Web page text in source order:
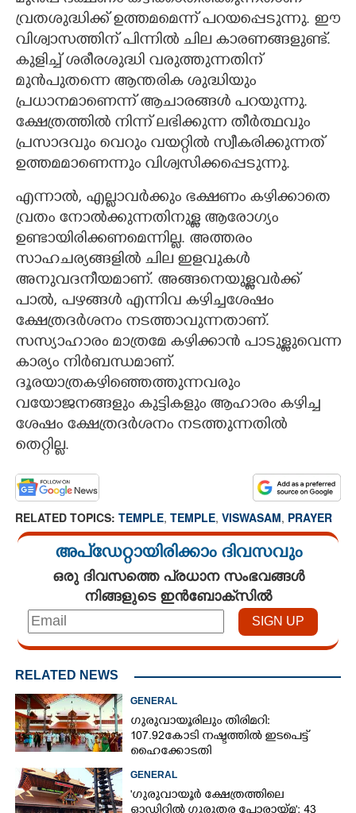
വ്രതശുദ്ധിക്ക് ഉത്തമമെന്ന് പറയപ്പെടുന്നു. ഈ
വിശ്വാസത്തിന് പിന്നിൽ ചില കാരണങ്ങളുണ്ട്.
കുളിച്ച് ശരീരശുദ്ധി വരുത്തുന്നതിന്
മുൻപുതന്നെ ആന്തരിക ശുദ്ധിയും
പ്രധാനമാണെന്ന് ആചാരങ്ങൾ പറയുന്നു.
ക്ഷേത്രത്തിൽ നിന്ന് ലഭിക്കുന്ന തീർത്ഥവും
പ്രസാദവും വെറും വയറ്റിൽ സ്വീകരിക്കുന്നത്
ഉത്തമമാണെന്നും വിശ്വസിക്കപ്പെടുന്നു.
എന്നാൽ, എല്ലാവർക്കും ഭക്ഷണം കഴിക്കാതെ
വ്രതം നോൽക്കുന്നതിനുള്ള ആരോഗ്യം
ഉണ്ടായിരിക്കണമെന്നില്ല. അത്തരം
സാഹചര്യങ്ങളിൽ ചില ഇളവുകൾ
അനുവദനീയമാണ്. അങ്ങനെയുള്ളവർക്ക്
പാൽ, പഴങ്ങൾ എന്നിവ കഴിച്ചശേഷം
ക്ഷേത്രദർശനം നടത്താവുന്നതാണ്.
സസ്യാഹാരം മാത്രമേ കഴിക്കാൻ പാടുള്ളുവെന്ന
കാര്യം നിർബന്ധമാണ്.
ദൂരയാത്രകഴിഞ്ഞെത്തുന്നവരും
വയോജനങ്ങളും കുട്ടികളും ആഹാരം കഴിച്ച
ശേഷം ക്ഷേത്രദർശനം നടത്തുന്നതിൽ
തെറ്റില്ല.
RELATED TOPICS: TEMPLE, TEMPLE, VISWASAM, PRAYER
അപ്ഡേറ്റായിരിക്കാം ദിവസവും
ഒരു ദിവസത്തെ പ്രധാന സംഭവങ്ങൾ
നിങ്ങളുടെ ഇൻബോക്സിൽ
RELATED NEWS
GENERAL
ഗുരുവായൂരിലും തിരിമറി:
107.92 കോടി നഷ്ടത്തിൽ ഇടപെട്ട്
ഹൈക്കോടതി
GENERAL
'ഗുരുവായൂർ ക്ഷേത്രത്തിലെ